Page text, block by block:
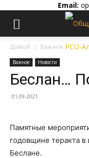
Email:
Домой Важное
Важное Новости
Беслан…
01.09.2021
Памятные
годовщине теракта
Беслане.